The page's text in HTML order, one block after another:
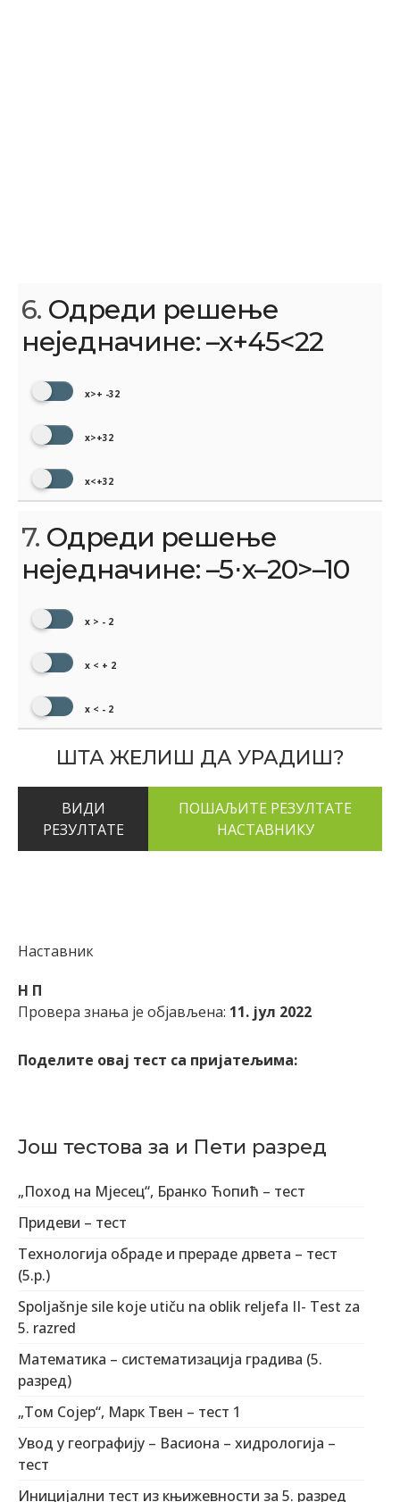
6. Одреди решење
неједначине: –x+45<22
x>+ -32
x>+32
x<+32
7. Одреди решење
неједначине: –5⋅x–20>–10
x > - 2
x < + 2
x < - 2
ШТА ЖЕЛИШ ДА УРАДИШ?
ВИДИ
РЕЗУЛТАТЕ
Наставник
Н П
Провера знања је објављена: 11. јул 2022
Поделите овај тест са пријатељима:
Још тестова за и Пети разред
„Поход на Мјесец“, Бранко Ћопић – тест
Придеви – тест
Технологија обраде и прераде дрвета – тест
(5.р.)
Spoljašnje sile koje utiču na oblik reljefa II- Test za
5. razred
Математика – систематизација градива (5.
разред)
„Том Сојер“, Марк Твен – тест 1
Увод у географију – Васиона – хидрологија –
тест
Иницијални тест из књижевности за 5. разред